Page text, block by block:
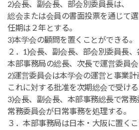
2)会長、副会長、部会別委員長は、
総会または会員の書面投票を通じて選
任期は２年とする。
3)本学会の顧問を置くことができる。
２．1)会長、副会長、部会別委員長、
本部事務局の総長、次長で運営委員会
2)運営委員会は本学会の運営と事業計
これに対する批准を次期総会で受ける
3)会長、副会長、本部事務総長で常務
常務委員会が日常事務を処理する。
３．本部事務局は日本・大阪に置くこ